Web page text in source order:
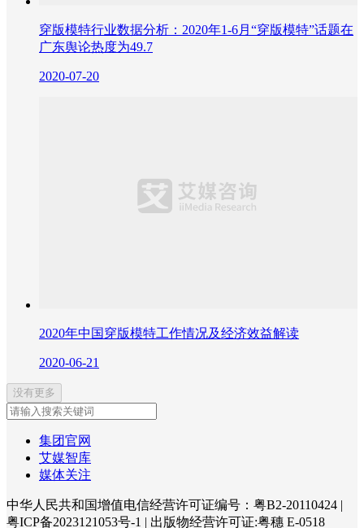
穿版模特行业数据分析：2020年1-6月“穿版模特”话题在
广东舆论热度为49.7
2020-07-20
2020年中国穿版模特工作情况及经济效益解读
2020-06-21
没有更多
集团官网
艾媒智库
媒体关注
中华人民共和国增值电信经营许可证编号：粤B2-20110424 |
粤ICP备2023121053号-1 | 出版物经营许可证:粤穗 E-0518